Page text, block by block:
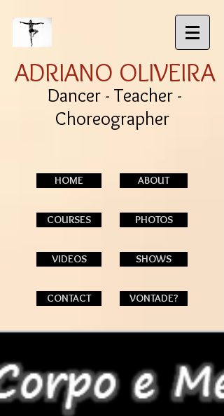
ADRIANO OLIVEIRA
Dancer - Teacher -
Choreographer
HOME ABOUT
COURSES PHOTOS
VIDEOS SHOWS
VONTADE?
CONTACT